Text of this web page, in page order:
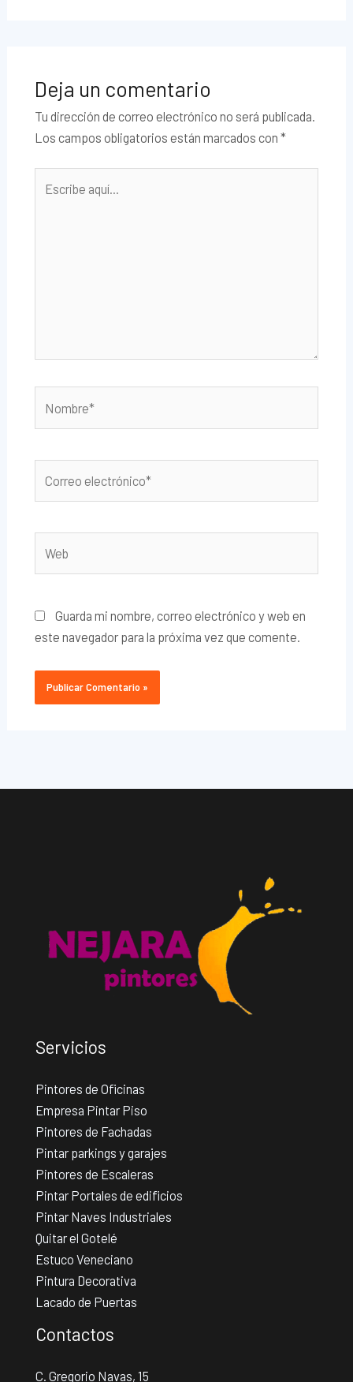
Deja un comentario
Tu dirección de correo electrónico no será publicada.
Los campos obligatorios están marcados con *
aquí...
electrónico*
Guarda mi nombre, correo electrónico y web en
este navegador para la próxima vez que comente.
Servicios
Pintores de Oficinas
Empresa Pintar Piso
Pintores de Fachadas
Pintar parkings y garajes
Pintores de Escaleras
Pintar Portales de edificios
Pintar Naves Industriales
Quitar el Gotelé
Estuco Veneciano
Pintura Decorativa
Lacado de Puertas
Contactos
C. Gregorio Navas, 15